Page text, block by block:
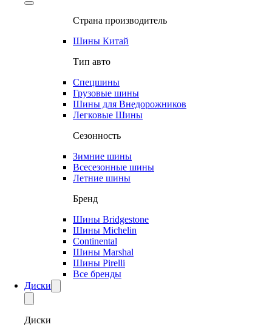
Страна производитель
Шины Китай
Тип авто
Спецшины
Грузовые шины
Шины для Внедорожников
Легковые Шины
Сезонность
Зимние шины
Всесезонные шины
Летние шины
Бренд
Шины Bridgestone
Шины Michelin
Continental
Шины Marshal
Шины Pirelli
Все бренды
Диски
Диски